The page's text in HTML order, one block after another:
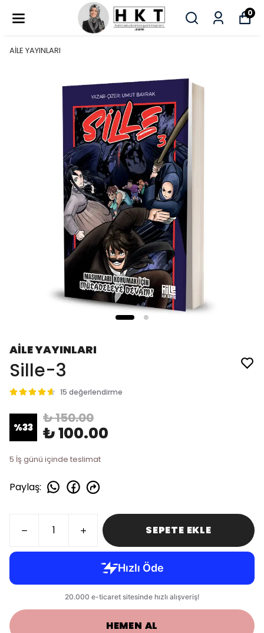
0
AİLE YAYINLARI
AİLE YAYINLARI
Sille-3
15 değerlendirme
%33
₺ 150.00
₺ 100.00
5 İş günü içinde teslimat
Paylaş:
SEPETE EKLE
HEMEN AL